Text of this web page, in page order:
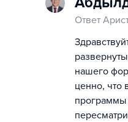
Ответ
нашего
ценно, что